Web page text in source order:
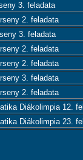
3. feladata
2. feladata
3. feladata
2. feladata
2. feladata
3. feladata
2. feladata
Diákolimpia 12.
Diákolimpia 23.